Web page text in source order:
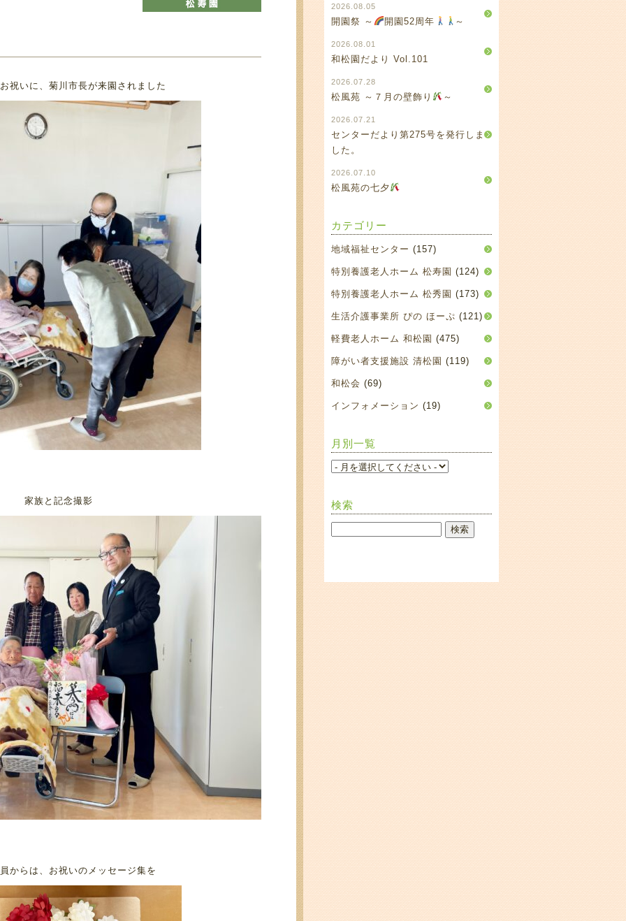
祝いに、菊川市長が来園されました
家族と記念撮影
からは、お祝いのメッセージ集を
2026.08.05
開園祭 ～ 開園52周年 ～
2026.08.01
和松園だより Vol.101
2026.07.28
松風苑 ～７月の壁飾り ～
2026.07.21
センターだより第275号を発行しま
した。
2026.07.10
松風苑の七夕
カテゴリー
地域福祉センター (157)
特別養護老人ホーム 松寿園 (124)
特別養護老人ホーム 松秀園 (173)
生活介護事業所 ぴの ほーぷ (121)
軽費老人ホーム 和松園 (475)
障がい者支援施設 清松園 (119)
和松会 (69)
インフォメーション (19)
月別一覧
検索